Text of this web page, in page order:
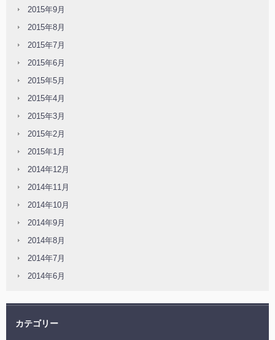
2015年9月
2015年8月
2015年7月
2015年6月
2015年5月
2015年4月
2015年3月
2015年2月
2015年1月
2014年12月
2014年11月
2014年10月
2014年9月
2014年8月
2014年7月
2014年6月
カテゴリー